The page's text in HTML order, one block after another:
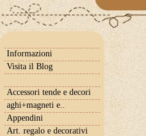
Informazioni
Visita il Blog
Accessori tende e decori
aghi+magneti e..
Appendini
Art. regalo e decorativi